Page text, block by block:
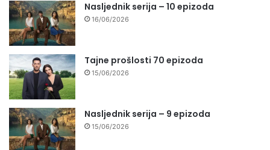
Nasljednik serija – 10 epizoda
16/06/2026
Tajne prošlosti 70 epizoda
15/06/2026
Nasljednik serija – 9 epizoda
15/06/2026